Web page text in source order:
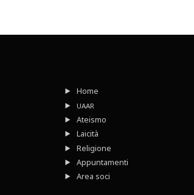
Home
UAAR
Ateismo
Laicità
Religione
Appuntamenti
Area soci